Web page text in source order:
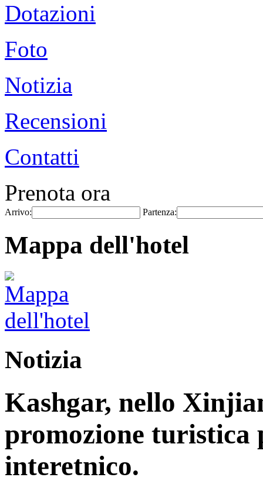
Dotazioni
Foto
Notizia
Recensioni
Contatti
Prenota ora
Arrivo: Partenza:
Mappa dell'hotel
Notizia
Kashgar, nello
promozione turistica
interetnico.